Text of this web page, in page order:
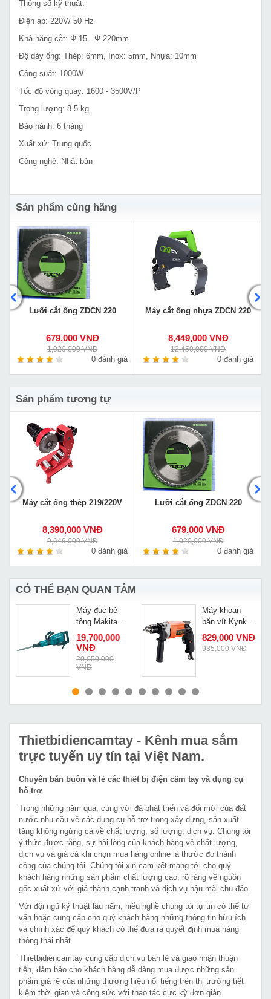
Thông số kỹ thuật:
Điện áp: 220V/ 50 Hz
Khả năng cắt: Φ 15 - Φ 220mm
Độ dày ống: Thép: 6mm, Inox: 5mm, Nhựa: 10mm
Công suất: 1000W
Tốc độ vòng quay: 1600 - 3500V/P
Trọng lượng: 8.5 kg
Bảo hành: 6 tháng
Xuất xứ: Trung quốc
Công nghệ: Nhật bản
Sản phẩm cùng hãng
Lưỡi cắt ống ZDCN 220
679,000 VNĐ
1,020,000 VNĐ
0 đánh giá
Máy cắt ống nhựa ZDCN 220
8,449,000 VNĐ
12,450,000 VNĐ
0 đánh giá
Sản phẩm tương tự
Máy cắt ống thép 219/220V
8,390,000 VNĐ
9,649,000 VNĐ
0 đánh giá
Lưỡi cắt ống ZDCN 220
679,000 VNĐ
1,020,000 VNĐ
0 đánh giá
CÓ THỂ BẠN QUAN TÂM
MUA NGAY
Máy đục bê
tông Makita
HM1317C
19,700,000
VNĐ
20,050,000
VNĐ
MUA NGAY
Máy khoan
bắn vít Kynko
J1Z-KD11-13
829,000 VNĐ
935,000 VNĐ
Thietbidiencamtay - Kênh mua sắm
trực tuyến uy tín tại Việt Nam.
Chuyên bán buôn và lẻ các thiết bị điện cầm tay và dụng cụ
hỗ trợ
Trong những năm qua, cùng với đà phát triển và đổi mới của đất
nước nhu cầu về các dụng cụ hỗ trợ trong xây dựng, sản xuất
tăng không ngừng cả về chất lượng, số lượng, dịch vụ. Chúng tôi
ý thức được rằng, sự hài lòng của khách hàng về chất lượng,
dịch vụ và giá cả khi chọn mua hàng online là thước đo thành
công của chúng tôi. Chúng tôi xin cam kết mang tới cho quý
khách hàng những sản phẩm chất lượng cao, rõ ràng về nguồn
gốc xuất xứ với giá thành cạnh tranh và dịch vụ hậu mãi chu đáo.
Với đội ngũ kỹ thuật lâu năm, hiểu nghề chúng tôi tự tin có thể tư
vấn hoặc cung cấp cho quý khách hàng những thông tin hữu ích
và chính xác để quý khách có thể đưa ra quyết định mua hàng
thông thái nhất.
Thietbidiencamtay cung cấp dịch vụ bán lẻ và giao nhận thuận
tiện, đảm bảo cho khách hàng dễ dàng mua được những sản
phẩm giá rẻ của những thương hiệu nổi tiếng trên thị trường tiết
kiệm thời gian và công sức với thao tác cực kỳ đơn giản.